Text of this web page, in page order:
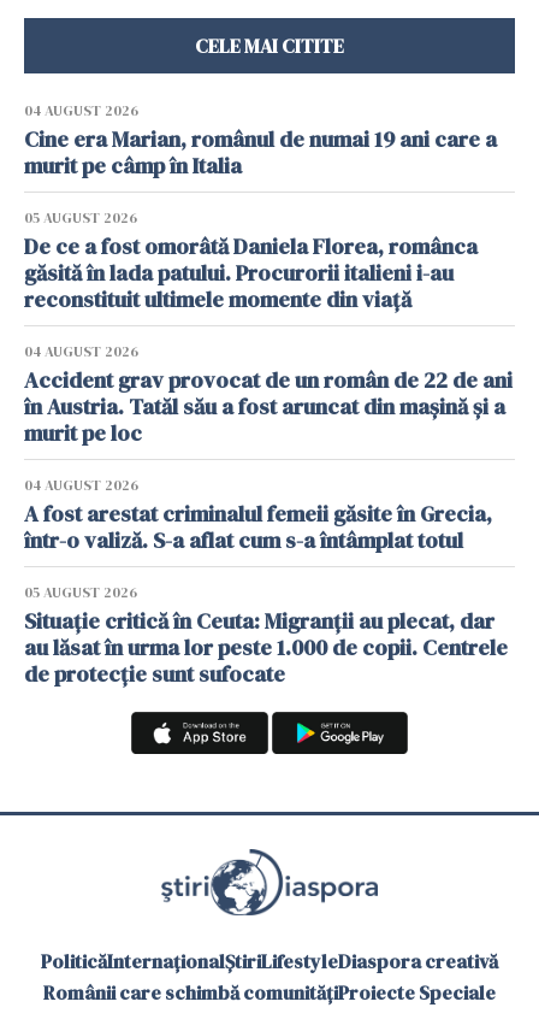
CELE MAI CITITE
04 AUGUST 2026
Cine era Marian, românul de numai 19 ani care a
murit pe câmp în Italia
05 AUGUST 2026
De ce a fost omorâtă Daniela Florea, românca
găsită în lada patului. Procurorii italieni i-au
reconstituit ultimele momente din viață
04 AUGUST 2026
Accident grav provocat de un român de 22 de ani
în Austria. Tatăl său a fost aruncat din mașină și a
murit pe loc
04 AUGUST 2026
A fost arestat criminalul femeii găsite în Grecia,
într-o valiză. S-a aflat cum s-a întâmplat totul
05 AUGUST 2026
Situație critică în Ceuta: Migranții au plecat, dar
au lăsat în urma lor peste 1.000 de copii. Centrele
de protecție sunt sufocate
PoliticăInternaționalȘtiriLifestyleDiaspora creativă
Românii care schimbă comunitățiProiecte Speciale